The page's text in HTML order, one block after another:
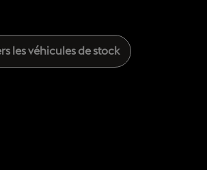
les véhicules de stock